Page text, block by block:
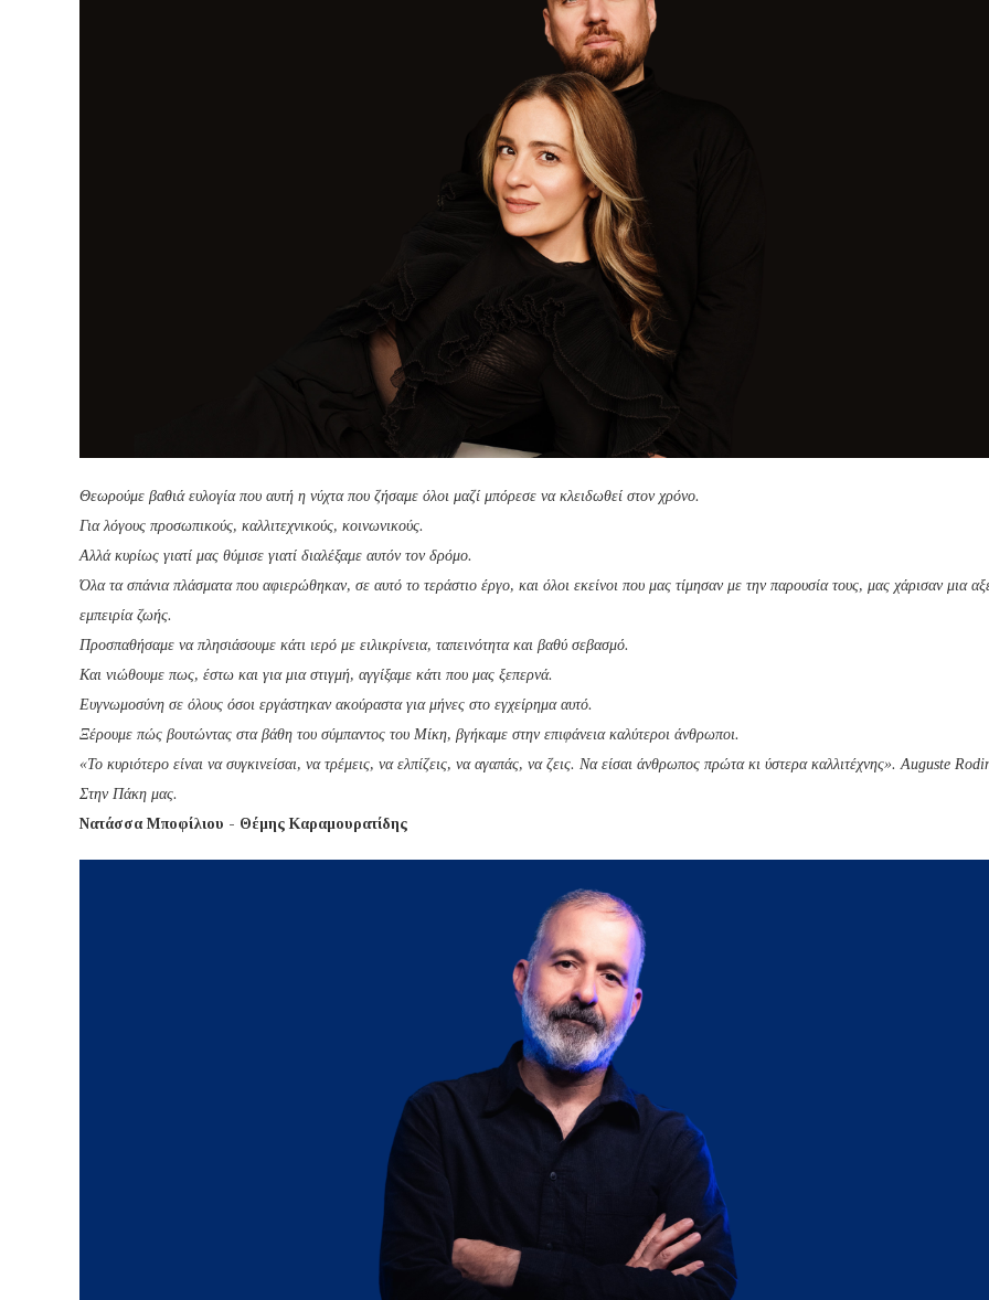
Θεωρούμε βαθιά ευλογία που αυτή η νύχτα που ζήσαμε όλοι μαζί μπόρεσε να κλειδωθεί στον χρόνο.
Για λόγους προσωπικούς, καλλιτεχνικούς, κοινωνικούς.
Αλλά κυρίως γιατί μας θύμισε γιατί διαλέξαμε αυτόν τον δρόμο.
Όλα τα σπάνια πλάσματα που αφιερώθηκαν, σε αυτό το τεράστιο έργο, και όλοι εκείνοι που μας τίμησαν με την παρουσία τους, μας χάρισαν μια
εμπειρία ζωής.
Προσπαθήσαμε να πλησιάσουμε κάτι ιερό με ειλικρίνεια, ταπεινότητα και βαθύ σεβασμό.
Και νιώθουμε πως, έστω και για μια στιγμή, αγγίξαμε κάτι που μας ξεπερνά.
Ευγνωμοσύνη σε όλους όσοι εργάστηκαν ακούραστα για μήνες στο εγχείρημα αυτό.
Ξέρουμε πώς βουτώντας στα βάθη του σύμπαντος του Μίκη, βγήκαμε στην επιφάνεια καλύτεροι άνθρωποι.
«Το κυριότερο είναι να συγκινείσαι, να τρέμεις, να ελπίζεις, να αγαπάς, να ζεις. Να είσαι άνθρωπος πρώτα κι ύστερα καλλιτέχνης». Auguste
Στην Πάκη μας.
Νατάσσα Μποφίλιου - Θέμης Καραμουρατίδης